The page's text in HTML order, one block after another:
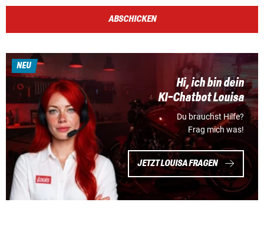
ABSCHICKEN
NEU
Hi, ich bin dein
KI-Chatbot Louisa
Du brauchst Hilfe?
Frag mich was!
JETZT LOUISA FRAGEN